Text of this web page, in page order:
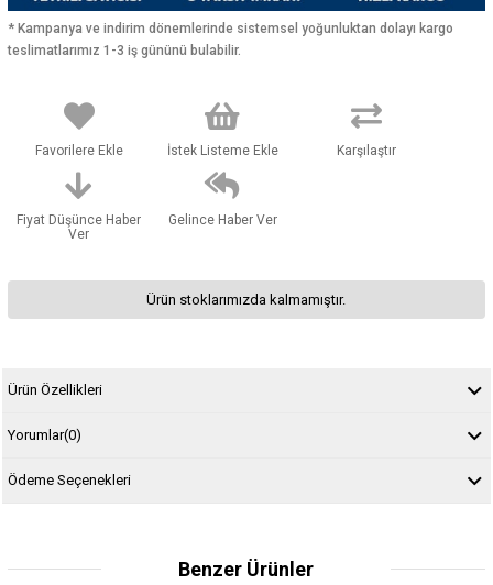
* Kampanya ve indirim dönemlerinde sistemsel yoğunluktan dolayı kargo
teslimatlarımız 1-3 iş gününü bulabilir.
Favorilere Ekle İstek Listeme Ekle Karşılaştır
Fiyat Düşünce Haber
Ver
Gelince Haber Ver
Ürün stoklarımızda kalmamıştır.
Ürün Özellikleri
Yorumlar(0)
Ödeme Seçenekleri
Benzer Ürünler